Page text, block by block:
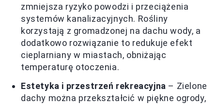
zmniejsza ryzyko powodzi i przeciążenia
systemów kanalizacyjnych. Rośliny
korzystają z gromadzonej na dachu wody, a
dodatkowo rozwiązanie to redukuje efekt
cieplarniany w miastach, obniżając
temperaturę otoczenia.
Estetyka i przestrzeń rekreacyjna – Zielone
dachy można przekształcić w piękne ogrody,